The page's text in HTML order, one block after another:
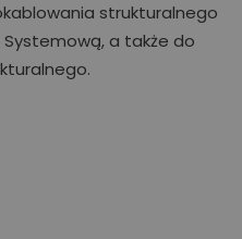
strukturalnego
a także do